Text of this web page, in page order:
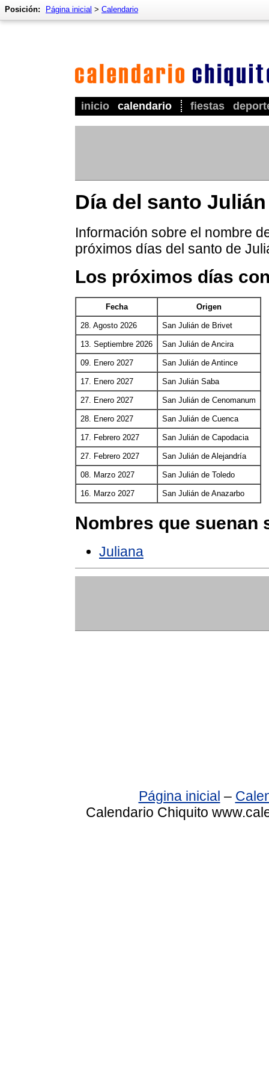
inicio calendario fiestas
Posición: Página inicial > Calendario
Día del santo Julián
Información sobre el nombre
próximos días del santo de
Los próximos días
Fecha Origen
28. Agosto 2026 San Julián de Brivet
13. Septiembre 2026 San Julián de Ancira
09. Enero 2027 San Julián de Antince
17. Enero 2027 San Julián Saba
27. Enero 2027 San Julián de Cenomanum
28. Enero 2027 San Julián de Cuenca
17. Febrero 2027 San Julián de Capodacia
27. Febrero 2027 San Julián de Alejandría
08. Marzo 2027 San Julián de Toledo
16. Marzo 2027 San Julián de Anazarbo
Nombres que suenan
Juliana
Página inicial –
Calendario Chiquito